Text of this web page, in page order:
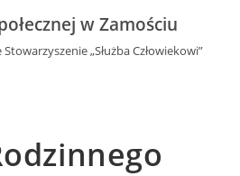
w Zamościu
„Służba Człowiekowi”